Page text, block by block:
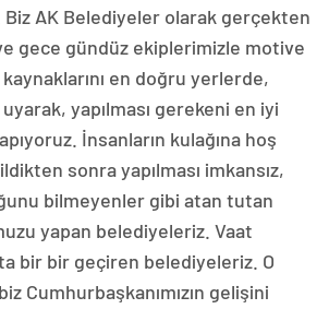
AK Belediyeler olarak gerçekten
gece gündüz ekiplerimizle motive
en doğru yerlerde,
yapılması gerekeni en iyi
İnsanların kulağına hoş
sonra yapılması imkansız,
bilmeyenler gibi atan tutan
yapan belediyeleriz. Vaat
bir bir geçiren belediyeleriz. O
Cumhurbaşkanımızın gelişini